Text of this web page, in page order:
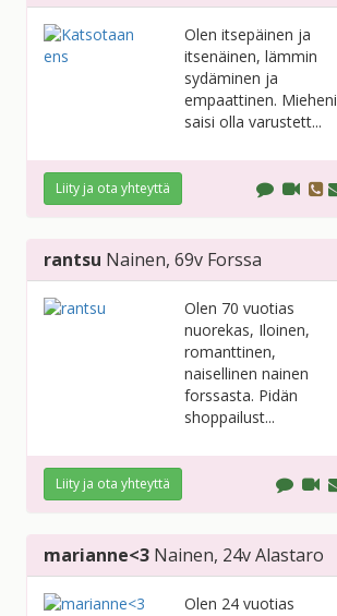
Olen itsepäinen ja
itsenäinen, lämmin
sydäminen ja
empaattinen. Mieheni
saisi olla varustett...
Liity ja ota yhteyttä
rantsu Nainen, 69v Forssa
Olen 70 vuotias
nuorekas, Iloinen,
romanttinen,
naisellinen nainen
forssasta. Pidän
shoppailust...
Liity ja ota yhteyttä
marianne<3 Nainen, 24vAlastaro
Olen 24 vuotias